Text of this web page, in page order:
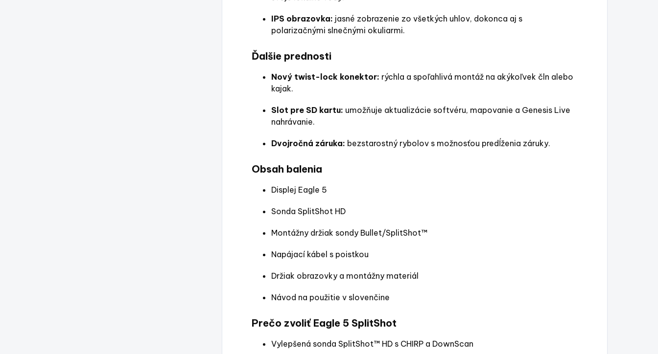
IPS obrazovka: jasné zobrazenie zo všetkých uhlov, dokonca aj s
polarizačnými slnečnými okuliarmi.
Ďalšie prednosti
Nový twist-lock konektor: rýchla a spoľahlivá montáž na akýkoľvek čln alebo
kajak.
Slot pre SD kartu: umožňuje aktualizácie softvéru, mapovanie a Genesis Live
nahrávanie.
Dvojročná záruka: bezstarostný rybolov s možnosťou predĺženia záruky.
Obsah balenia
Displej Eagle 5
Sonda SplitShot HD
Montážny držiak sondy Bullet/SplitShot™
Napájací kábel s poistkou
Držiak obrazovky a montážny materiál
Návod na použitie v slovenčine
Prečo zvoliť Eagle 5 SplitShot
Vylepšená sonda SplitShot™ HD s CHIRP a DownScan